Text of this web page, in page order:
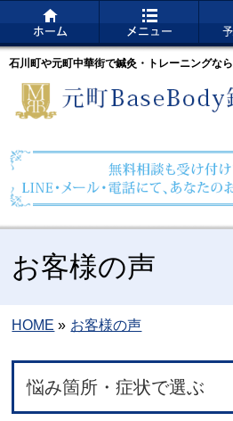
石川町や元町中華街で鍼灸・トレーニングなら
お客様の声
HOME » お客様の声
悩み箇所・症状で選ぶ